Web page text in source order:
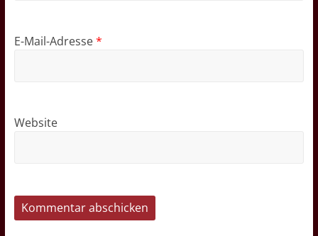
E-Mail-Adresse*
Website